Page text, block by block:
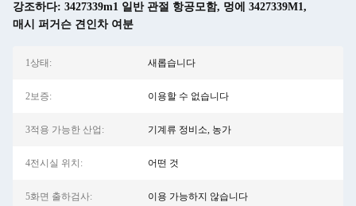
강조하다: 3427339m1 일반 관절 항공모함, 멍에 3427339M1,
매시 퍼거슨 견인차 여분
1상태: 새롭습니다
2보증: 이용할 수 없습니다
3적용 가능한 산업: 기계류 정비소, 농가
4전시실 위치: 어떤 것
5화면 출하검사: 이용 가능하지 않습니다